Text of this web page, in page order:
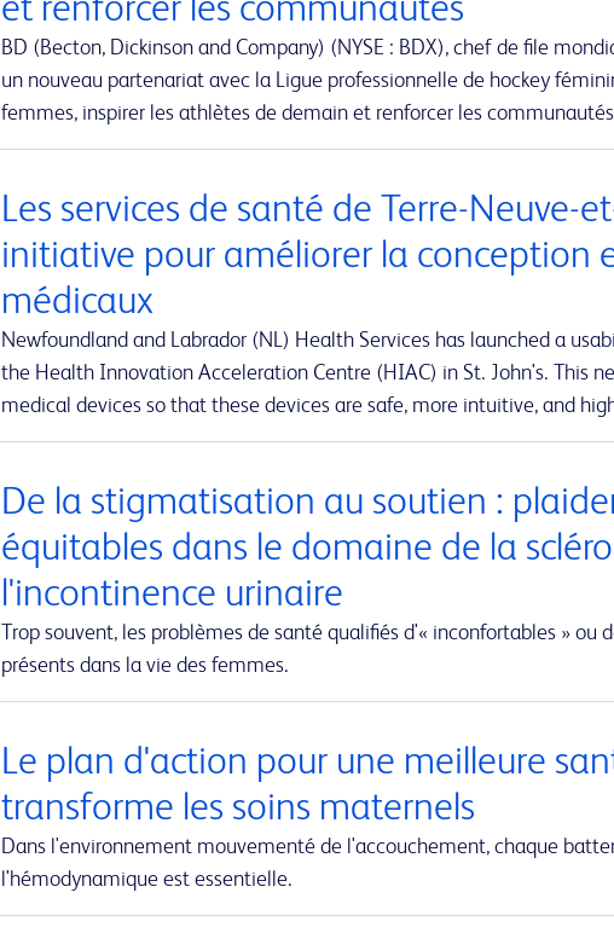
et renforcer les communautés
BD (Becton, Dickinson and Company) (NYSE : BDX), chef de file
un nouveau partenariat avec la Ligue professionnelle de hockey
femmes, inspirer les athlètes de demain et renforcer les
Les services de santé de Terre-Neuve-
initiative pour améliorer la conception
médicaux
Newfoundland and Labrador (NL) Health Services has launched a
the Health Innovation Acceleration Centre (HIAC) in St. John's. This
medical devices so that these devices are safe, more intuitive, and
De la stigmatisation au soutien :
équitables dans le domaine de la
l'incontinence urinaire
Trop souvent, les problèmes de santé qualifiés d'« inconfortables »
présents dans la vie des femmes.
Le plan d'action pour une meilleure
transforme les soins maternels
Dans l'environnement mouvementé de l'accouchement, chaque
l'hémodynamique est essentielle.